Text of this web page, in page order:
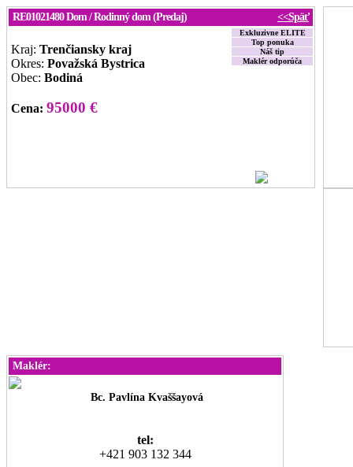
RE01021480Dom / Rodinný dom (Predaj) <<Späť
Kraj: Trenčiansky kraj
Okres: Považská Bystrica
Obec: Bodiná
Cena: 95000 €
Exkluzivne ELITE
Top ponuka
Náš tip
Maklér odporúča
Maklér:
Bc. Pavlína Kvaššayová
tel:
+421 903 132 344